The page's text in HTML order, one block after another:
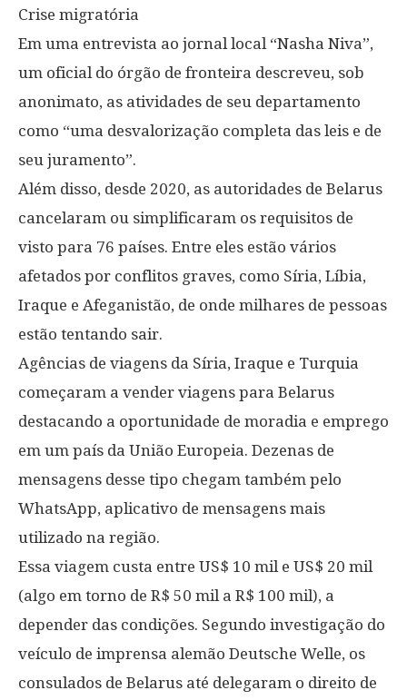
Crise migratória
Em uma entrevista ao jornal local “Nasha Niva”,
um oficial do órgão de fronteira descreveu, sob
anonimato, as atividades de seu departamento
como “uma desvalorização completa das leis e de
seu juramento”.
Além disso, desde 2020, as autoridades de Belarus
cancelaram ou simplificaram os requisitos de
visto para 76 países. Entre eles estão vários
afetados por conflitos graves, como Síria, Líbia,
Iraque e Afeganistão, de onde milhares de pessoas
estão tentando sair.
Agências de viagens da Síria, Iraque e Turquia
começaram a vender viagens para Belarus
destacando a oportunidade de moradia e emprego
em um país da União Europeia. Dezenas de
mensagens desse tipo chegam também pelo
WhatsApp, aplicativo de mensagens mais
utilizado na região.
Essa viagem custa entre US$ 10 mil e US$ 20 mil
(algo em torno de R$ 50 mil a R$ 100 mil), a
depender das condições. Segundo investigação do
veículo de imprensa alemão Deutsche Welle, os
consulados de Belarus até delegaram o direito de